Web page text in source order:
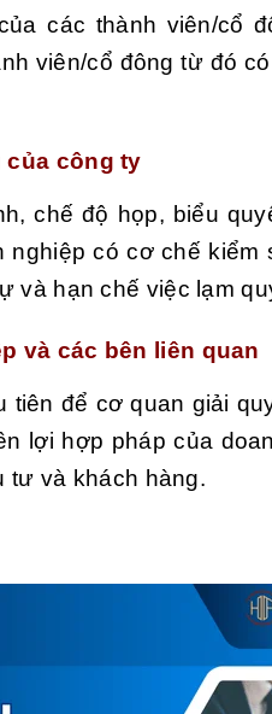
các thành viên/cổ
viên/cổ đông từ đó
của công ty
chế độ họp, biểu
có cơ chế
và hạn chế việc lạm
và các bên liên quan
để cơ quan giải
lợi hợp pháp của
tư và khách hàng.